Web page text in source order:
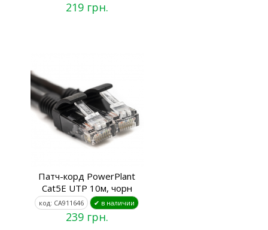
219 грн.
Патч-корд PowerPlant
Cat5E UTP 10м, чорн
код: CA911646 ✔ в наличии
239 грн.